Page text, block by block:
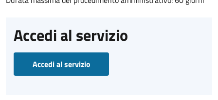
Accedi al servizio
Accedi al servizio